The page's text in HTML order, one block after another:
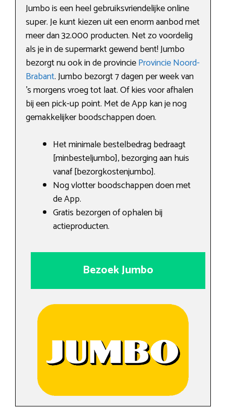
Jumbo is een heel gebruiksvriendelijke online
super. Je kunt kiezen uit een enorm aanbod met
meer dan 32.000 producten. Net zo voordelig
als je in de supermarkt gewend bent! Jumbo
bezorgt nu ook in de provincieProvincie Noord-
Brabant. Jumbo bezorgt 7 dagen per week van
’s morgens vroeg tot laat. Of kies voor afhalen
bij een pick-up point. Met de App kan je nog
gemakkelijker boodschappen doen.
Het minimale bestelbedrag bedraagt
[minbesteljumbo], bezorging aan huis
vanaf [bezorgkostenjumbo].
Nog vlotter boodschappen doen met
de App.
Gratis bezorgen of ophalen bij
actieproducten.
Bezoek Jumbo